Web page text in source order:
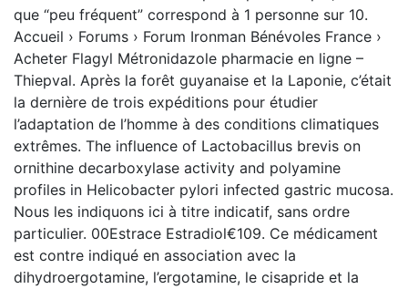
que “peu fréquent” correspond à 1 personne sur 10.
Accueil › Forums › Forum Ironman Bénévoles France ›
Acheter Flagyl Métronidazole pharmacie en ligne –
Thiepval. Après la forêt guyanaise et la Laponie, c’était
la dernière de trois expéditions pour étudier
l’adaptation de l’homme à des conditions climatiques
extrêmes. The influence of Lactobacillus brevis on
ornithine decarboxylase activity and polyamine
profiles in Helicobacter pylori infected gastric mucosa.
Nous les indiquons ici à titre indicatif, sans ordre
particulier. 00Estrace Estradiol€109. Ce médicament
est contre indiqué en association avec la
dihydroergotamine, l’ergotamine, le cisapride et la